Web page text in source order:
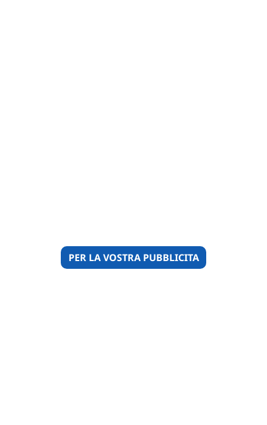
PER LA VOSTRA PUBBLICITA